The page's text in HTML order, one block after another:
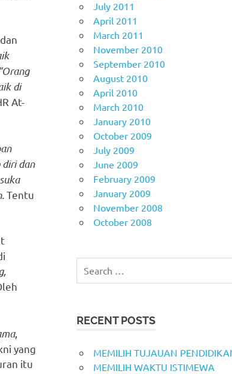
“Orang
di
At-
dan
Tentu
,
yang
itu
July 2011
April 2011
March 2011
November 2010
September 2010
August 2010
April 2010
March 2010
January 2010
October 2009
July 2009
June 2009
February 2009
January 2009
November 2008
October 2008
for:
RECENT POSTS
MEMILIH TUJAUAN
MEMILIH WAKTU ISTIMEWA